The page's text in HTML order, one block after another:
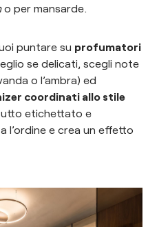
o per mansarde.
puntare su profumatori
se delicati, scegli note
o l’ambra) ed
coordinati allo stile
etichettato e
l’ordine e crea un effetto